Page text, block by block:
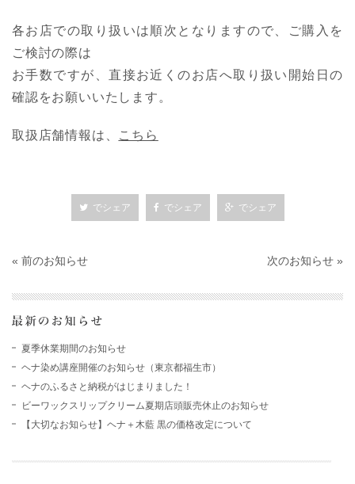
各お店での取り扱いは順次となりますので、ご購入を
ご検討の際は
お手数ですが、直接お近くのお店へ取り扱い開始日の
確認をお願いいたします。
取扱店舗情報は、 こちら
でシェア でシェア でシェア
« 前のお知らせ 次のお知らせ »
夏季休業期間のお知らせ
ヘナ染め講座開催のお知らせ（東京都福生市）
ヘナのふるさと納税がはじまりました！
ビーワックスリップクリーム夏期店頭販売休止のお知らせ
【大切なお知らせ】ヘナ＋木藍 黒の価格改定について